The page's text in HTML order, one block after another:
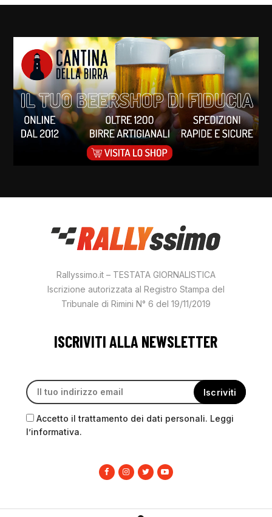
Rallyssimo.it – TESTATA GIORNALISTICA
Iscrizione autorizzata al Registro Stampa del
Tribunale di Rimini N° 6 del 19/11/2019
ISCRIVITI ALLA NEWSLETTER
Accetto il trattamento dei dati personali. Leggi
l’informativa.